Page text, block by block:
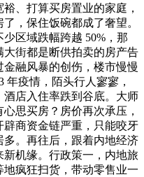
、打算买房置业的家庭，
，保住饭碗都成了奢望。
区域跌幅跨越 50%，那
街都是断供拍卖的房产告
融风暴的创伤，楼市慢慢
年疫情，陌头行人寥寥，
店入住率跌到谷底。大师
思买房？房价再次承压，
商资金链严重，只能咬牙
。再往后，跟着内地经济
机缘。行政策一，内地旅
疯狂扫货，带动零售业一